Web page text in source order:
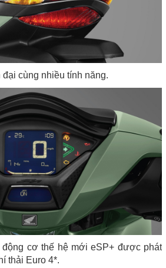
cùng nhiều tính năng.
cơ thế hệ mới eSP+ được phát
thải Euro 4*.